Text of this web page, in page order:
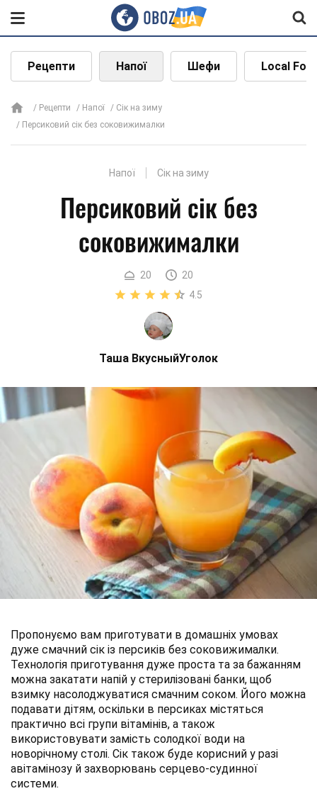
Рецепти Напої Шефи Local
Рецепти Напої
Сік на зиму
Персиковий сік без соковижималки
Напої Сік на зиму
Персиковий сік без
соковижималки
20
20
4.5
Таша ВкусныйУголок
Пропонуємо вам приготувати в домашніх умовах
дуже смачний сік із персиків без соковижималки.
Технологія приготування дуже проста та за бажанням
можна закатати напій у стерилізовані банки, щоб
взимку насолоджуватися смачним соком. Його можна
подавати дітям, оскільки в персиках містяться
практично всі групи вітамінів, а також
використовувати замість солодкої води на
новорічному столі. Сік також буде корисний у разі
авітамінозу й захворювань серцево-судинної
системи.